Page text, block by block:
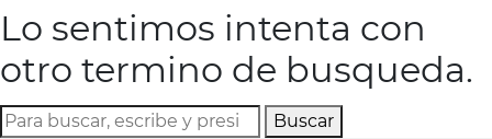
Lo sentimos intenta con
otro termino de busqueda.
Buscar